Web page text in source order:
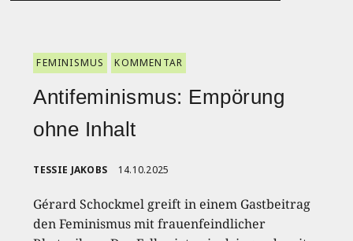
FEMINISMUS KOMMENTAR
Antifeminismus: Empörung
ohne Inhalt
TESSIE JAKOBS 14.10.2025
Gérard Schockmel greift in einem Gastbeitrag
den Feminismus mit frauenfeindlicher